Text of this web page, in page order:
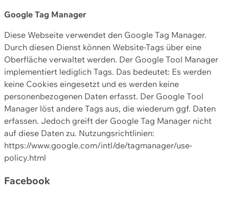
Google Tag Manager
Diese Webseite verwendet den Google Tag Manager.
Durch diesen Dienst können Website-Tags über eine
Oberfläche verwaltet werden. Der Google Tool Manager
implementiert lediglich Tags. Das bedeutet: Es werden
keine Cookies eingesetzt und es werden keine
personenbezogenen Daten erfasst. Der Google Tool
Manager löst andere Tags aus, die wiederum ggf. Daten
erfassen. Jedoch greift der Google Tag Manager nicht
auf diese Daten zu. Nutzungsrichtlinien:
https://www.google.com/intl/de/tagmanager/use-
policy.html
Facebook